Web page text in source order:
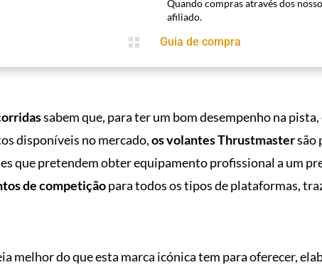
Quando compras através dos
afiliado.
 Guia de compra
sabem que, para ter um bom desempenho na
disponíveis no mercado,os volantes Thrustmastersão
que pretendem obter equipamento profissional a um
de competiçãopara todos os tipos de plataformas,
melhor do que esta marca icónica tem para oferecer,